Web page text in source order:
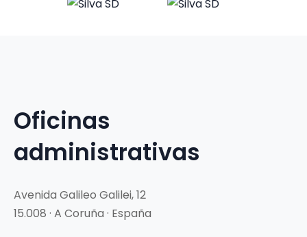
Oficinas
administrativas
Avenida Galileo Galilei, 12
15.008 · A Coruña · España